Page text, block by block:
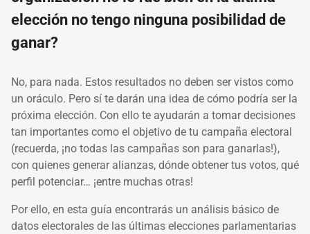
elección no tengo ninguna posibilidad de
ganar?
No, para nada. Estos resultados no deben ser vistos como
un oráculo. Pero sí te darán una idea de cómo podría ser la
próxima elección. Con ello te ayudarán a tomar decisiones
tan importantes como el objetivo de tu campaña electoral
(recuerda, ¡no todas las campañas son para ganarlas!),
con quienes generar alianzas, dónde obtener tus votos, qué
perfil potenciar… ¡entre muchas otras!
Por ello, en esta guía encontrarás un análisis básico de
datos electorales de las últimas elecciones parlamentarias